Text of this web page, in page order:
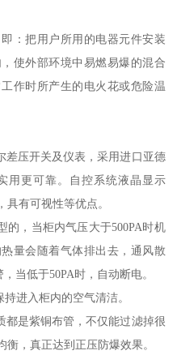
：把用户所用的电器元件安装
使外部环境中易燃易爆的混合
作时所产生的电火花或危险温
差压开关及仪表，采用进口亚德
用更可靠。自控系统液晶显示
有可视性等优点。
的，当柜内气压大于500PA时机
量会随着气体排出去，通风散
当低于50PA时，自动断电。
进入柜内的空气清洁。
都是紫铜布管，不仅能过滤掉很
，真正达到正压防爆效果。